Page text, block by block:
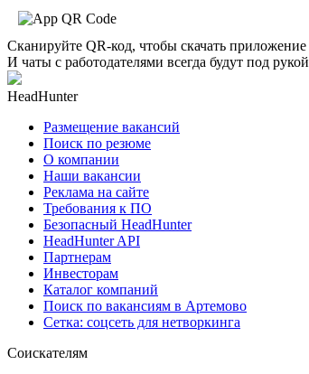
Сканируйте QR-код, чтобы скачать приложение
И чаты с работодателями всегда будут под рукой
HeadHunter
Размещение вакансий
Поиск по резюме
О компании
Наши вакансии
Реклама на сайте
Требования к ПО
Безопасный HeadHunter
HeadHunter API
Партнерам
Инвесторам
Каталог компаний
Поиск по вакансиям в Артемово
Сетка: соцсеть для нетворкинга
Соискателям